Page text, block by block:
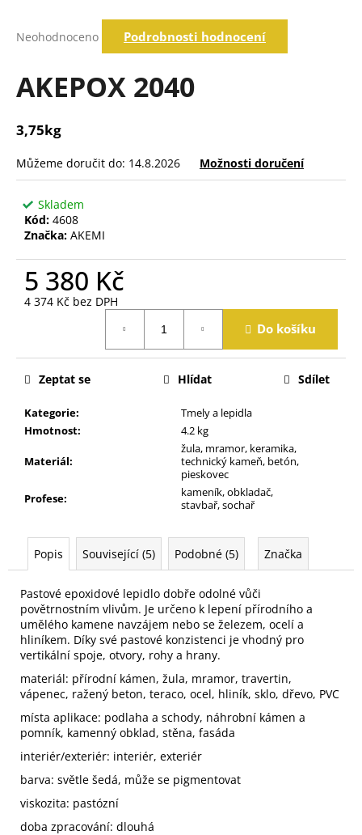
hodnocení
0,0
hvězdiček.
Neohodnoceno Podrobnosti hodnocení
AKEPOX 2040
3,75kg
Můžeme doručit do: 14.8.2026 Možnosti doručení
Skladem
Kód: 4608
Značka: AKEMI
5 380 Kč
4 374 Kč bez DPH
Do košíku
Kategorie:
Tmely a lepidla
Hmotnost: 4.2 kg
Materiál:
žula, mramor, keramika,
technický kameň, betón,
pieskovec
Profese:
kameník, obkladač,
stavbař, sochař
Zeptat se Hlídat Sdílet
Popis Související (5) Podobné (5) Značka
Pastové epoxidové lepidlo dobře odolné vůči
povětrnostním vlivům. Je určeno k lepení přírodního a
umělého kamene navzájem nebo se železem, ocelí a
hliníkem. Díky své pastové konzistenci je vhodný pro
vertikální spoje, otvory, rohy a hrany.
materiál: přírodní kámen, žula, mramor, travertin,
vápenec, ražený beton, teraco, ocel, hliník, sklo, dřevo, PVC
místa aplikace: podlaha a schody, náhrobní kámen a
pomník, kamenný obklad, stěna, fasáda
interiér/exteriér: interiér, exteriér
barva: světle šedá, může se pigmentovat
viskozita: pastózní
doba zpracování: dlouhá
j
t
?
Hledat
D
o
p
u
e
m
e